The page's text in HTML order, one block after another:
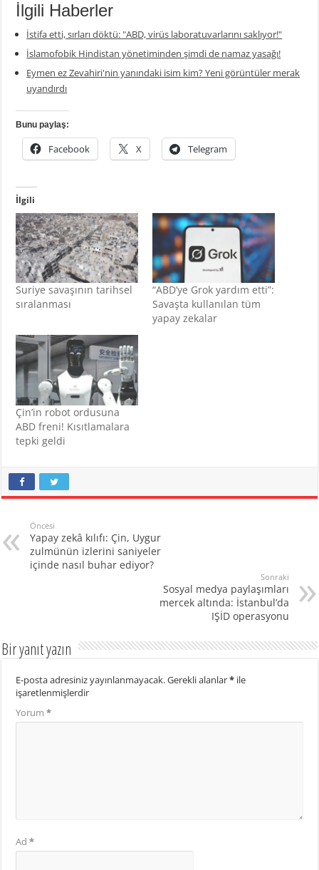
İlgili Haberler
İstifa etti, sırları döktü: "ABD, virüs laboratuvarlarını saklıyor!"
İslamofobik Hindistan yönetiminden şimdi de namaz yasağı!
Eymen ez Zevahiri'nin yanındaki isim kim? Yeni görüntüler merak
uyandırdı
Bunu paylaş:
Facebook X Telegram
İlgili
Suriye savaşının tarihsel
sıralanması
“ABD’ye Grok yardım etti”:
Savaşta kullanılan tüm
yapay zekalar
Çin’in robot ordusuna
ABD freni! Kısıtlamalara
tepki geldi
Öncesi
Yapay zekâ kılıfı: Çin, Uygur
zulmünün izlerini saniyeler
içinde nasıl buhar ediyor?
Sonraki
Sosyal medya paylaşımları
mercek altında: İstanbul’da
IŞİD operasyonu
Bir yanıt yazın
E-posta adresiniz yayınlanmayacak.Gerekli alanlar* ile
işaretlenmişlerdir
Yorum*
Ad*